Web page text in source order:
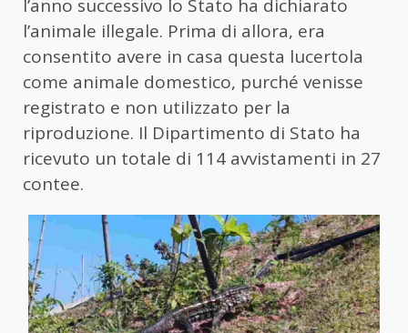
l’anno successivo lo Stato ha dichiarato
l’animale illegale. Prima di allora, era
consentito avere in casa questa lucertola
come animale domestico, purché venisse
registrato e non utilizzato per la
riproduzione. Il Dipartimento di Stato ha
ricevuto un totale di 114 avvistamenti in 27
contee.